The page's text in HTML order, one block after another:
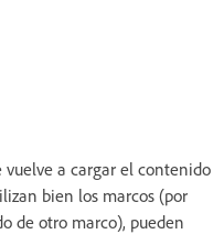
vuelve a cargar el contenido
bien los marcos (por
de otro marco), pueden